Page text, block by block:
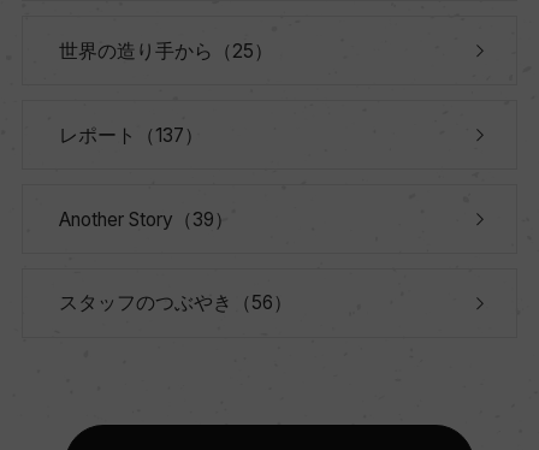
世界の造り手から（25）
レポート（137）
Another Story（39）
スタッフのつぶやき（56）